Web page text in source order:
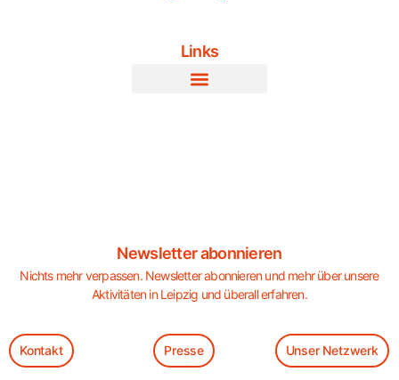
Links
Newsletter abonnieren
Nichts mehr verpassen. Newsletter abonnieren und mehr über unsere
Aktivitäten in Leipzig und überall erfahren.
Kontakt Presse Unser Netzwerk